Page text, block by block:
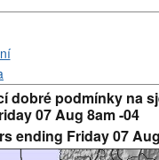
dobré podmínky na
07 Aug 8am -04
ending Friday 07